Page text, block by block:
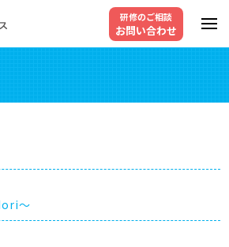
研修のご相談
お問い合わせ
～